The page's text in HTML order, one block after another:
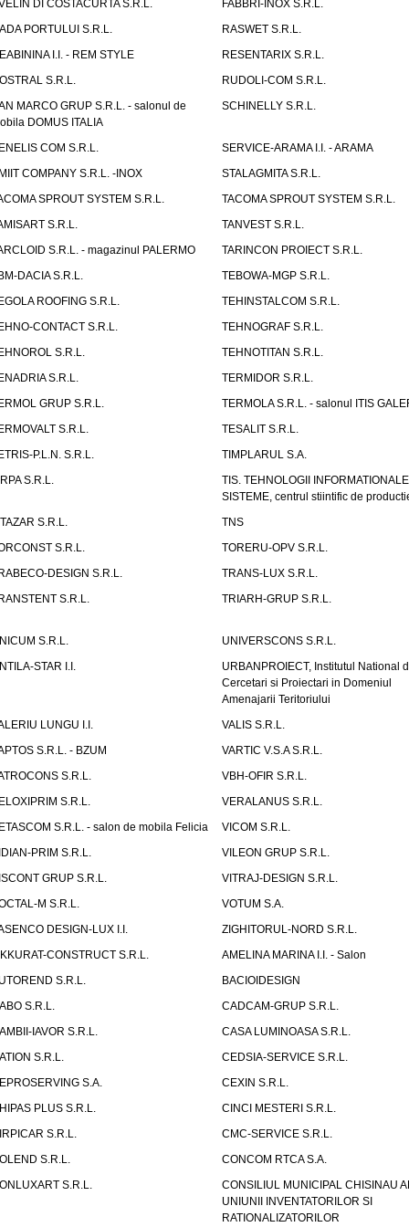
DI COSTACURTA S.R.L.
FABBRI-INOX S.R.L.
PORTULUI S.R.L.
RASWET S.R.L.
I.I. - REM STYLE
RESENTARIX S.R.L.
S.R.L.
RUDOLI-COM S.R.L.
MARCO GRUP S.R.L. - salonul de
DOMUS ITALIA
SCHINELLY S.R.L.
COM S.R.L.
SERVICE-ARAMA I.I. - ARAMA
COMPANY S.R.L. -INOX
STALAGMITA S.R.L.
SPROUT SYSTEM S.R.L.
TACOMA SPROUT SYSTEM S.R.L.
S.R.L.
TANVEST S.R.L.
S.R.L. - magazinul PALERMO
TARINCON PROIECT S.R.L.
DACIA S.R.L.
TEBOWA-MGP S.R.L.
ROOFING S.R.L.
TEHINSTALCOM S.R.L.
CONTACT S.R.L.
TEHNOGRAF S.R.L.
S.R.L.
TEHNOTITAN S.R.L.
S.R.L.
TERMIDOR S.R.L.
GRUP S.R.L.
TERMOLA S.R.L. - salonul ITIS
S.R.L.
TESALIT S.R.L.
P.L.N. S.R.L.
TIMPLARUL S.A.
S.R.L.
TIS. TEHNOLOGII
SISTEME, centrul stiintific de
S.R.L.
TNS
S.R.L.
TORERU-OPV S.R.L.
DESIGN S.R.L.
TRANS-LUX S.R.L.
S.R.L.
TRIARH-GRUP S.R.L.
S.R.L.
UNIVERSCONS S.R.L.
STAR I.I.
URBANPROIECT, Institutul National
Cercetari si Proiectari in Domeniul
Amenajarii Teritoriului
LUNGU I.I.
VALIS S.R.L.
S.R.L. - BZUM
VARTIC V.S.A S.R.L.
S.R.L.
VBH-OFIR S.R.L.
S.R.L.
VERALANUS S.R.L.
S.R.L. - salon de mobila Felicia
VICOM S.R.L.
PRIM S.R.L.
VILEON GRUP S.R.L.
GRUP S.R.L.
VITRAJ-DESIGN S.R.L.
M S.R.L.
VOTUM S.A.
DESIGN-LUX I.I.
ZIGHITORUL-NORD S.R.L.
CONSTRUCT S.R.L.
AMELINA MARINA I.I. - Salon
S.R.L.
BACIOIDESIGN
S.R.L.
CADCAM-GRUP S.R.L.
IAVOR S.R.L.
CASA LUMINOASA S.R.L.
S.R.L.
CEDSIA-SERVICE S.R.L.
S.A.
CEXIN S.R.L.
PLUS S.R.L.
CINCI MESTERI S.R.L.
S.R.L.
CMC-SERVICE S.R.L.
S.R.L.
CONCOM RTCA S.A.
S.R.L.
CONSILIUL MUNICIPAL CHISINAU
UNIUNII INVENTATORILOR SI
RATIONALIZATORILOR